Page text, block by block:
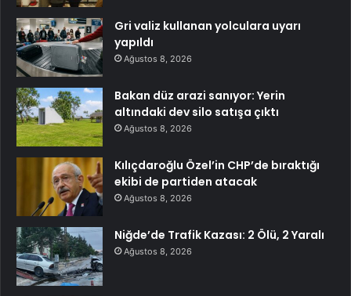
Gri valiz kullanan yolculara uyarı
yapıldı
Ağustos 8, 2026
Bakan düz arazi sanıyor: Yerin
altındaki dev silo satışa çıktı
Ağustos 8, 2026
Kılıçdaroğlu Özel’in CHP’de bıraktığı
ekibi de partiden atacak
Ağustos 8, 2026
Niğde’de Trafik Kazası: 2 Ölü, 2 Yaralı
Ağustos 8, 2026